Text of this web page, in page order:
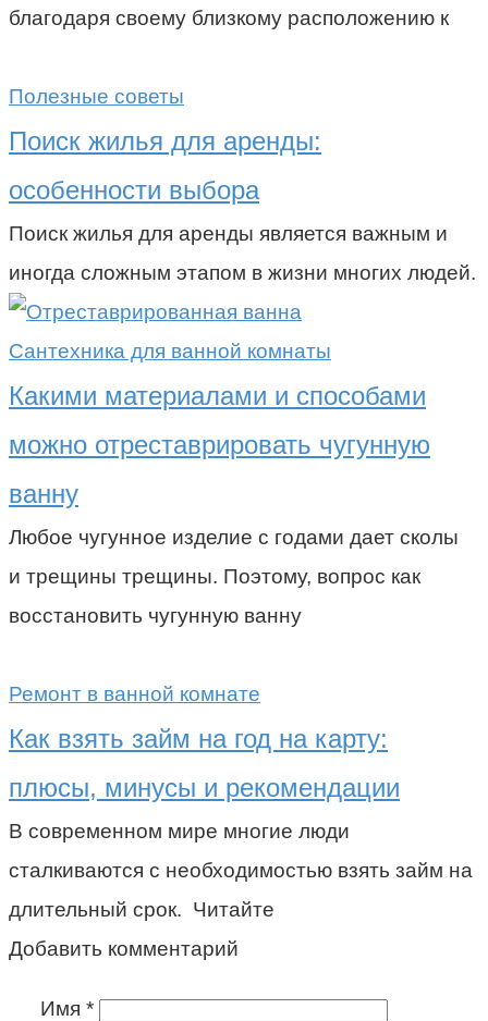
благодаря своему близкому расположению к
Полезные советы
Поиск жилья для аренды:
особенности выбора
Поиск жилья для аренды является важным и
иногда сложным этапом в жизни многих людей.
Сантехника для ванной комнаты
Какими материалами и способами
можно отреставрировать чугунную
ванну
Любое чугунное изделие с годами дает сколы
и трещины трещины. Поэтому, вопрос как
восстановить чугунную ванну
Ремонт в ванной комнате
Как взять займ на год на карту:
плюсы, минусы и рекомендации
В современном мире многие люди
сталкиваются с необходимостью взять займ на
длительный срок. Читайте
Добавить комментарий
Имя *